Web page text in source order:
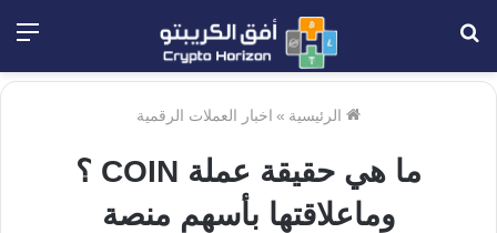
الرئيسية » اخبار العملات الرقمية
ما هي حقيقة عملة COIN ؟
وماعلاقتها بأسهم منصة